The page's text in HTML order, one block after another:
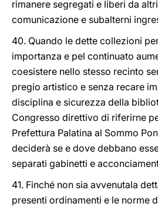
rimanere segregati e liberi da
comunicazione e subalterni
40. Quando le dette collezioni
importanza e pel continuato
coesistere nello stesso recinto
pregio artistico e senza recare
disciplina e sicurezza della
Congresso direttivo di riferirne
Prefettura Palatina al Sommo
deciderà se e dove debbano
separati gabinetti e
41. Finché non sia avvenutala
presenti ordinamenti e le norme